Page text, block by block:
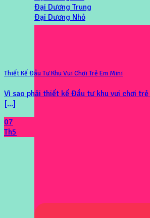
Đại Dương Trung
Đại Dương Nhỏ
Thiết Kế Đầu Tư Khu Vui Chơi Trẻ Em Mini
Vì sao phải thiết kế Đầu tư khu vui chơi
[...]
07
Th5